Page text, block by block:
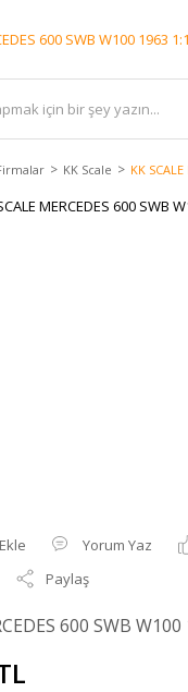
KK Scale KK
Yorum Yaz
Paylaş
600 SWB